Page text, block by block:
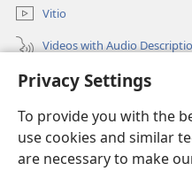
Privacy Settings
To provide you with the
use cookies and similar
are necessary to make
Vitio
Videos with Audio
Mantha
Mĩvothi
(opens
new
window)